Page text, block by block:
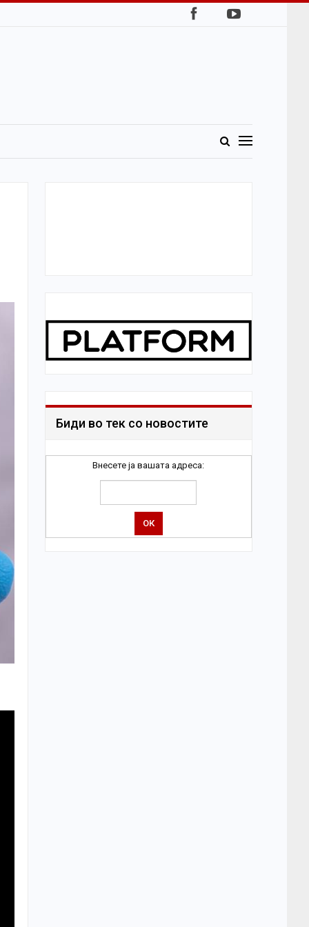
Биди во тек со новостите
Внесете ја вашата адреса: